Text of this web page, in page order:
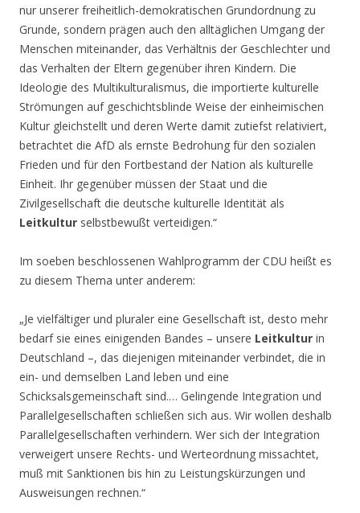
nur unserer freiheitlich-demokratischen Grundordnung zu
Grunde, sondern prägen auch den alltäglichen Umgang der
Menschen miteinander, das Verhältnis der Geschlechter und
das Verhalten der Eltern gegenüber ihren Kindern. Die
Ideologie des Multikulturalismus, die importierte kulturelle
Strömungen auf geschichtsblinde Weise der einheimischen
Kultur gleichstellt und deren Werte damit zutiefst relativiert,
betrachtet die AfD als ernste Bedrohung für den sozialen
Frieden und für den Fortbestand der Nation als kulturelle
Einheit. Ihr gegenüber müssen der Staat und die
Zivilgesellschaft die deutsche kulturelle Identität als
Leitkultur selbstbewußt verteidigen.“
Im soeben beschlossenen Wahlprogramm der CDU heißt es
zu diesem Thema unter anderem:
„Je vielfältiger und pluraler eine Gesellschaft ist, desto mehr
bedarf sie eines einigenden Bandes – unsere Leitkultur in
Deutschland –, das diejenigen miteinander verbindet, die in
ein- und demselben Land leben und eine
Schicksalsgemeinschaft sind.… Gelingende Integration und
Parallelgesellschaften schließen sich aus. Wir wollen deshalb
Parallelgesellschaften verhindern. Wer sich der Integration
verweigert unsere Rechts- und Werteordnung missachtet,
muß mit Sanktionen bis hin zu Leistungskürzungen und
Ausweisungen rechnen.“